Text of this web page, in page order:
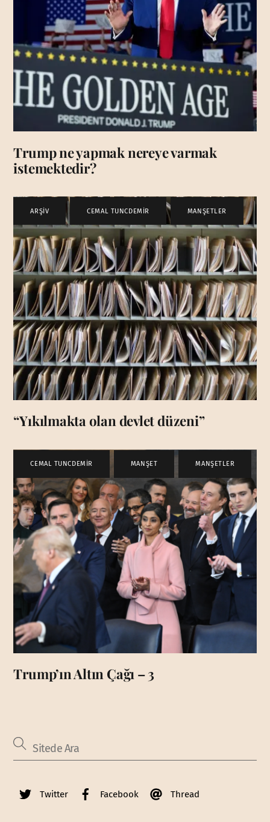
Trump ne yapmak nereye varmak
istemektedir?
ARŞİV CEMAL TUNCDEMİR , MANŞETLER
“Yıkılmakta olan devlet düzeni”
CEMAL TUNCDEMİR MANŞET MANŞETLER
Trump’ın Altın Çağı – 3
Twitter Facebook Thread